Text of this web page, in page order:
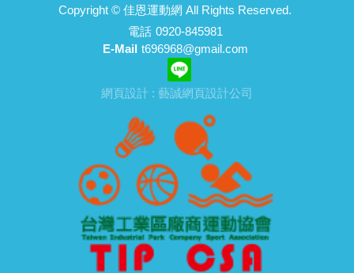
Copyright © 佳恩運動網 All Rights Reserved.
電話 0920-845981
E-Mail t696968@gmail.com
網頁設計 : 藝誠網頁設計公司